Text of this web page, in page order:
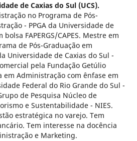
de Caxias do Sul (UCS).
no Programa de Pós-
- PPGA da Universidade de
bolsa FAPERGS/CAPES. Mestre em
de Pós-Graduação em
Universidade de Caxias do Sul -
pela Fundação Getúlio
em Administração com ênfase em
Federal do Rio Grande do Sul -
de Pesquisa Núcleo de
e Sustentabilidade - NIES.
estratégica no varejo. Tem
Tem interesse na docência
e Marketing.